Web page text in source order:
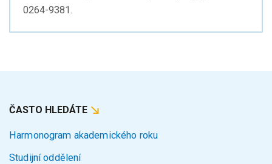
0264-9381.
ČASTO HLEDÁTE
Harmonogram akademického roku
Studijní oddělení